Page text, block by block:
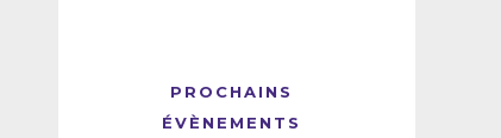
PROCHAINS
ÉVÈNEMENTS